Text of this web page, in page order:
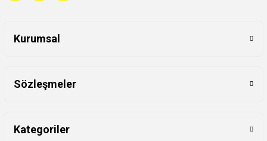
Kurumsal
Sözleşmeler
Kategoriler